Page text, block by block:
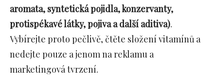
aromata, syntetická pojidla, konzervanty,
protispékavé látky, pojiva a další aditiva).
Vybírejte proto pečlivě, čtěte složení vitamínů a
nedejte pouze a jenom na reklamu a
marketingová tvrzení.